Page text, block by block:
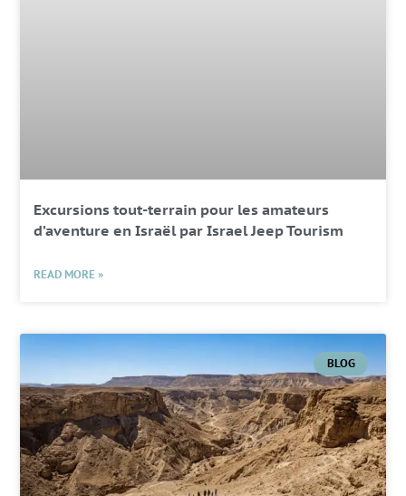
Excursions tout-terrain pour les amateurs
d’aventure en Israël par Israel Jeep Tourism
READ MORE »
BLOG